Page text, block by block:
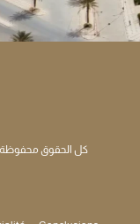
كل الحقوق محفوظة